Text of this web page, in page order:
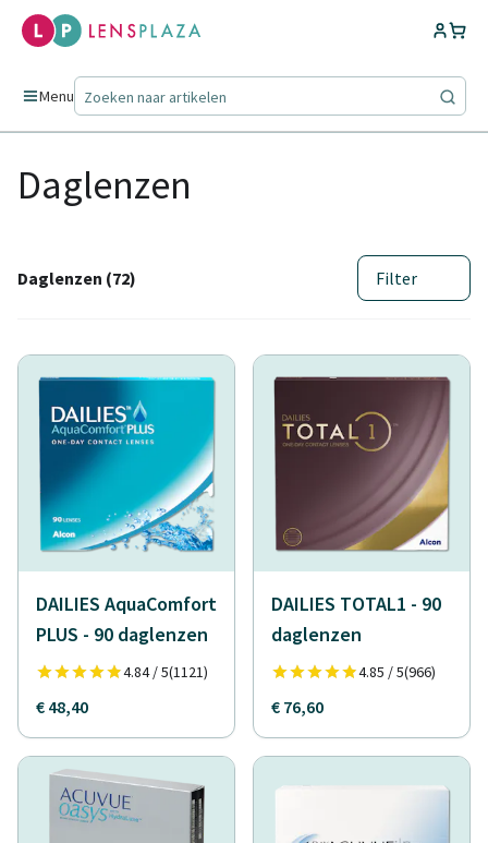
Menu
Daglenzen
Daglenzen (72) Filter
DAILIES AquaComfort
PLUS - 90 daglenzen
4.84 / 5(1121)
€ 48,40
DAILIES TOTAL1 - 90
daglenzen
4.85 / 5(966)
€ 76,60